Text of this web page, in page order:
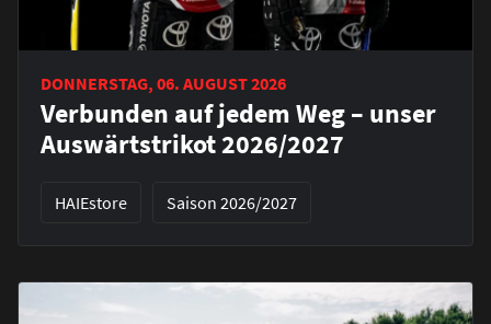
DONNERSTAG, 06. AUGUST 2026
Verbunden auf jedem Weg – unser
Auswärtstrikot 2026/2027
HAIEstore Saison 2026/2027